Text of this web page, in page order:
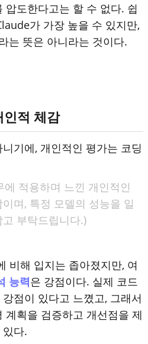
압도한다고는 할 수 없다. 쉽
가 가장 높을 수 있지만,
는 뜻은 아니라는 것이다.
적 체감
기에, 개인적인 평가는 코딩
적용하며 느낀 개인적인
며, 특정 모델의 성능을 일
부탁드립니다.)
비해 입지는 좁아졌지만, 여
능력은 강점이다. 실제 코드
점이 있다고 느꼈고, 그래서
계획을 검증하고 개선점을 제
다.